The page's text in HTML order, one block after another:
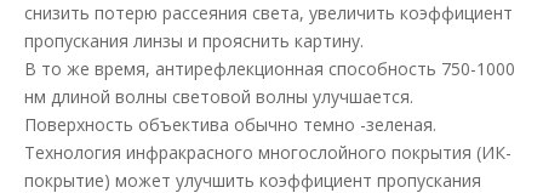
снизить потерю рассеяния света, увеличить коэффициент
пропускания линзы и прояснить картину.
В то же время, антирефлекционная способность 750-1000
нм длиной волны световой волны улучшается.
Поверхность объектива обычно темно -зеленая.
Технология инфракрасного многослойного покрытия (ИК-
покрытие) может улучшить коэффициент пропускания